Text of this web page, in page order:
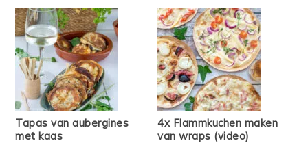
Tapas van aubergines
met kaas
4x Flammkuchen maken
van wraps (video)